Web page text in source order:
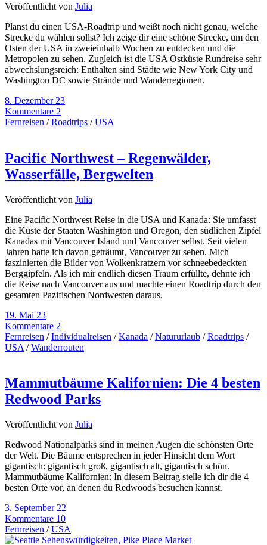
Veröffentlicht von Julia
Planst du einen USA-Roadtrip und weißt noch nicht genau, welche
Strecke du wählen sollst? Ich zeige dir eine schöne Strecke, um den
Osten der USA in zweieinhalb Wochen zu entdecken und die
Metropolen zu sehen. Zugleich ist die USA Ostküste Rundreise sehr
abwechslungsreich: Enthalten sind Städte wie New York City und
Washington DC sowie Strände und Wanderregionen.
8. Dezember 23
Kommentare 2
Fernreisen /Roadtrips /USA
Pacific Northwest – Regenwälder,
Wasserfälle, Bergwelten
Veröffentlicht von Julia
Eine Pacific Northwest Reise in die USA und Kanada: Sie umfasst
die Küste der Staaten Washington und Oregon, den südlichen Zipfel
Kanadas mit Vancouver Island und Vancouver selbst. Seit vielen
Jahren hatte ich davon geträumt, Vancouver zu sehen. Mich
faszinierten die Bilder von Wolkenkratzern vor schneebedeckten
Berggipfeln. Als ich mir endlich diesen Traum erfüllte, dehnte ich
die Reise nach Vancouver aus und machte einen Roadtrip durch den
gesamten Pazifischen Nordwesten daraus.
19. Mai 23
Kommentare 2
Fernreisen /Individualreisen /Kanada /Natururlaub /Roadtrips /
USA /Wanderrouten
Mammutbäume Kalifornien: Die 4 besten
Redwood Parks
Veröffentlicht von Julia
Redwood Nationalparks sind in meinen Augen die schönsten Orte
der Welt. Die Bäume entsprechen in jeder Hinsicht dem Wort
gigantisch: gigantisch groß, gigantisch alt, gigantisch schön.
Mammutbäume Kalifornien: In diesem Beitrag stelle ich dir die 4
besten Orte vor, an denen du Redwoods besuchen kannst.
3. September 22
Kommentare 10
Fernreisen /USA